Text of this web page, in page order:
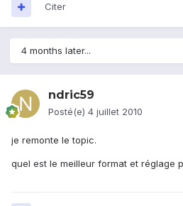
Citer
4 months later...
ndric59
Posté(e) 4 juillet 2010
je remonte le topic.
quel est le meilleur format et réglage